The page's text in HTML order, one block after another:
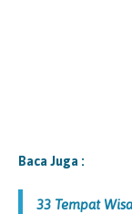
Baca Juga :
33 Tempat